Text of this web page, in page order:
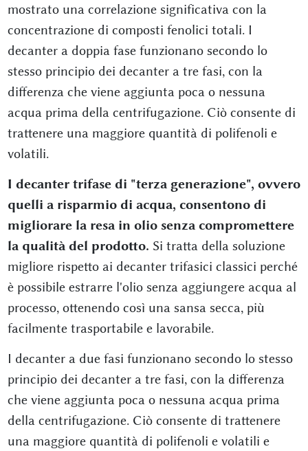
mostrato una correlazione significativa con la
concentrazione di composti fenolici totali. I
decanter a doppia fase funzionano secondo lo
stesso principio dei decanter a tre fasi, con la
differenza che viene aggiunta poca o nessuna
acqua prima della centrifugazione. Ciò consente di
trattenere una maggiore quantità di polifenoli e
volatili.
I decanter trifase di "terza generazione", ovvero
quelli a risparmio di acqua, consentono di
migliorare la resa in olio senza compromettere
la qualità del prodotto. Si tratta della soluzione
migliore rispetto ai decanter trifasici classici perché
è possibile estrarre l'olio senza aggiungere acqua al
processo, ottenendo così una sansa secca, più
facilmente trasportabile e lavorabile.
I decanter a due fasi funzionano secondo lo stesso
principio dei decanter a tre fasi, con la differenza
che viene aggiunta poca o nessuna acqua prima
della centrifugazione. Ciò consente di trattenere
una maggiore quantità di polifenoli e volatili e